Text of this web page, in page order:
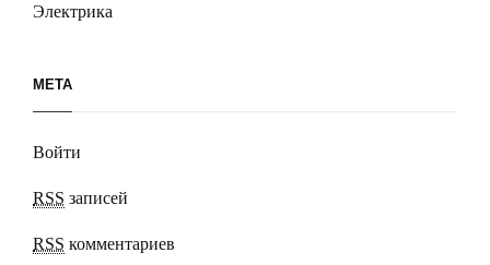
Электрика
МЕТА
Войти
RSS записей
RSS комментариев